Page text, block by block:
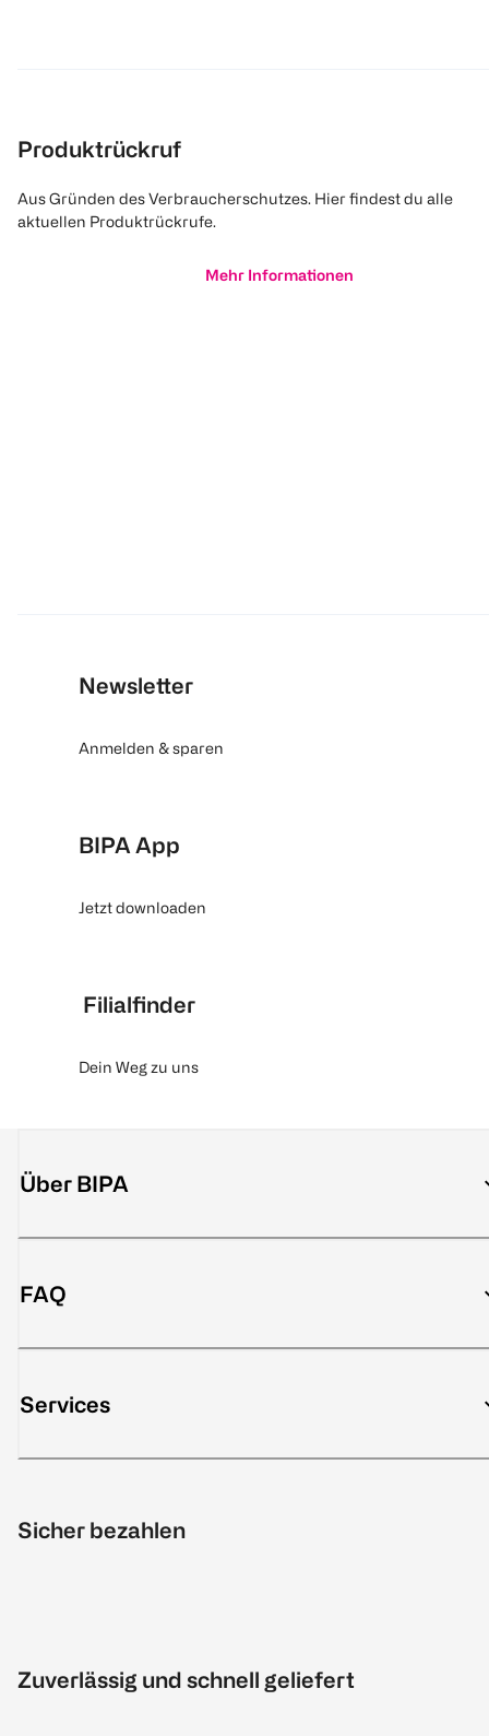
Produktrückruf
Aus Gründen des Verbraucherschutzes. Hier findest du alle
aktuellen Produktrückrufe.
Mehr Informationen
Newsletter
Anmelden & sparen
BIPA App
Jetzt downloaden
Filialfinder
Dein Weg zu uns
Über BIPA
FAQ
Services
Sicher bezahlen
Zuverlässig und schnell geliefert